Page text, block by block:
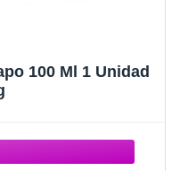
100 Ml 1 Unidad